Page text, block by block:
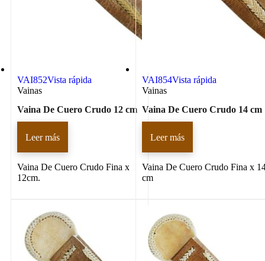
VAI852Vista rápida
Vainas
Vaina De Cuero Crudo 12 cm
Leer más
Vaina De Cuero Crudo Fina x
12cm.
VAI854Vista rápida
Vainas
Vaina De Cuero Crudo 14 cm
Leer más
Vaina De Cuero Crudo Fina x
cm